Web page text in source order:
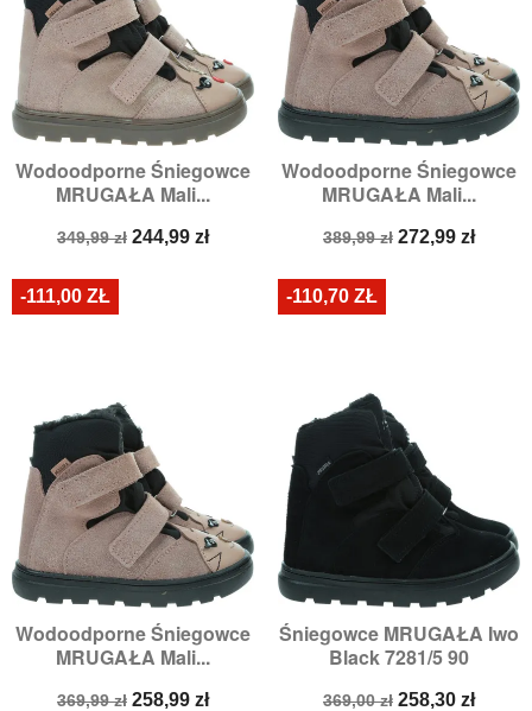
Wodoodporne Śniegowce
MRUGAŁA Mali...
Cena
349,99 zł Cena
244,99 zł
Wodoodporne Śniegowce
MRUGAŁA Mali...
Cena
389,99 zł Cena
272,99 zł
Wodoodporne Śniegowce
MRUGAŁA Mali...
Cena
369,99 zł Cena
258,99 zł
-111,00 ZŁ
Śniegowce MRUGAŁA Iwo
Black 7281/5 90
Cena
369,00 zł Cena
258,30 zł
-110,70 ZŁ